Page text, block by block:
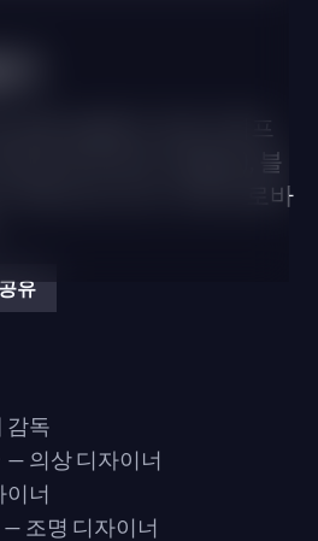
감독), 발레리 게르기예프
압드라자코프 (아틸라), 블
(에지오), 안나 마르카로바
공유
감독
— 의상 디자이너
이너
— 조명 디자이너